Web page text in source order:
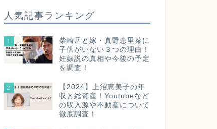
人気記事ランキング
1
柴崎岳と嫁・真野恵里菜に
子供がいない３つの理由！
妊娠説の真相や今後の予定
を調査！
2
【2024】上沼恵美子の年
収と総資産！Youtubeなど
の収入源や不動産について
徹底調査！